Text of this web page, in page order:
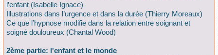
l’enfant (Isabelle Ignace)
Illustrations dans l’urgence et dans la durée (Thierry Moreaux)
Ce que l’hypnose modifie dans la relation entre soignant et
soigné douloureux (Chantal Wood)
2ème partie: l'enfant et le monde